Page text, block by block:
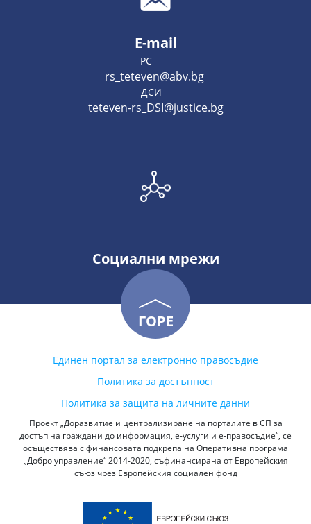
E-mail
РС
rs_teteven@abv.bg
ДСИ
teteven-rs_DSI@justice.bg
Социални мрежи
ГОРЕ
Единен портал за електронно правосъдие
Политика за достъпност
Политика за защита на личните данни
Проект „Доразвитие и централизиране на порталите в СП за
достъп на граждани до информация, е-услуги и е-правосъдие“, се
осъществява с финансовата подкрепа на Оперативна програма
„Добро управление“ 2014-2020, съфинансирана от Европейския
съюз чрез Европейския социален фонд